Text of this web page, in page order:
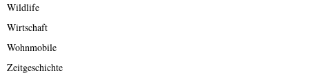
Wildlife
Wirtschaft
Wohnmobile
Zeitgeschichte